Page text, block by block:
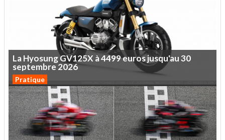
LaHyosungGV125X à4499eurosjusqu'au30
septembre 2026
Pratique